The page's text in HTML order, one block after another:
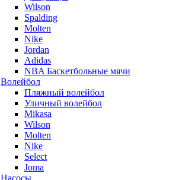
Wilson
Spalding
Molten
Nike
Jordan
Adidas
NBA Баскетбольные мячи
Волейбол
Пляжный волейбол
Уличный волейбол
Mikasa
Wilson
Molten
Nike
Select
Joma